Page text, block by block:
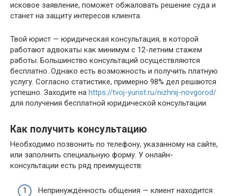
исковое заявление, поможет обжаловать решение суда и
станет на защиту интересов клиента.
Твой юрист — юридическая консультация, в которой
работают адвокаты как минимум с 12-летним стажем
работы. Большинство консультаций осуществляются
бесплатно. Однако есть возможность и получить платную
услугу. Согласно статистике, примерно 98% дел решаются
успешно. Заходите на https://tvoj-yurist.ru/nizhnij-novgorod/
для получения бесплатной юридической консультации.
Как получить консультацию
Необходимо позвонить по телефону, указанному на сайте,
или заполнить специальную форму. У онлайн-
консультации есть ряд преимуществ:
Непринуждённость общения — клиент находится